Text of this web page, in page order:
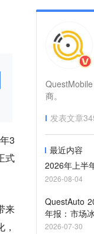
3
式
来
商。
发表文章
最近内容
2026年上半
2026-08-04
QuestAuto
年报：市场
活跃量逼近
2026-07-30